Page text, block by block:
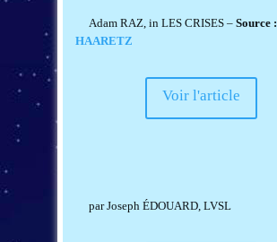
Adam RAZ, in LES CRISES – Source :
HAARETZ
Voir l'article
parJoseph ÉDOUARD, LVSL